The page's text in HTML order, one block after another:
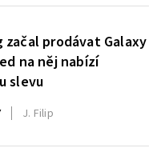
začal prodávat Galaxy
na něj nabízí
slevu
J. Filip